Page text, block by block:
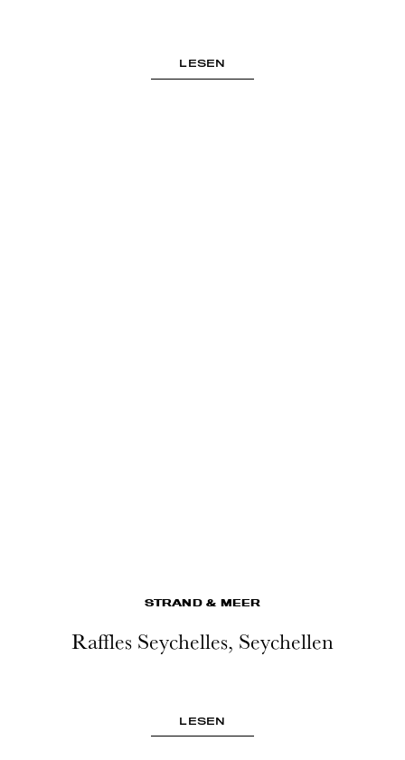
LESEN
STRAND & MEER
Raffles Seychelles, Seychellen
LESEN